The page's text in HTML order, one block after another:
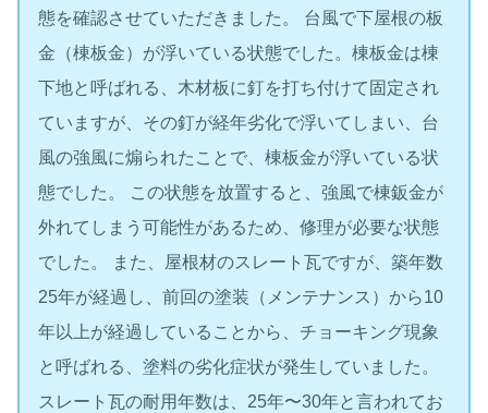
態を確認させていただきました。 台風で下屋根の板
金（棟板金）が浮いている状態でした。棟板金は棟
下地と呼ばれる、木材板に釘を打ち付けて固定され
ていますが、その釘が経年劣化で浮いてしまい、台
風の強風に煽られたことで、棟板金が浮いている状
態でした。 この状態を放置すると、強風で棟鈑金が
外れてしまう可能性があるため、修理が必要な状態
でした。 また、屋根材のスレート瓦ですが、築年数
25年が経過し、前回の塗装（メンテナンス）から10
年以上が経過していることから、チョーキング現象
と呼ばれる、塗料の劣化症状が発生していました。
スレート瓦の耐用年数は、25年〜30年と言われてお